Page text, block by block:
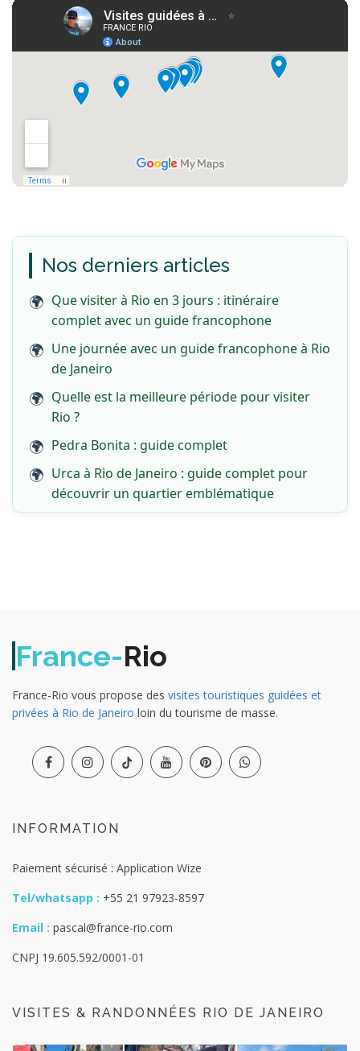
Nos derniers articles
Que visiter à Rio en 3 jours : itinéraire
complet avec un guide francophone
Une journée avec un guide francophone à Rio
de Janeiro
Quelle est la meilleure période pour visiter
Rio ?
Pedra Bonita : guide complet
Urca à Rio de Janeiro : guide complet pour
découvrir un quartier emblématique
France-Rio
France-Rio vous propose des visites touristiques guidées et
privées à Rio de Janeiro loin du tourisme de masse.
INFORMATION
Paiement sécurisé : Application Wize
Tel/whatsapp : +55 21 97923-8597
Email : pascal@france-rio.com
CNPJ 19.605.592/0001-01
VISITES & RANDONNÉES RIO DE JANEIRO